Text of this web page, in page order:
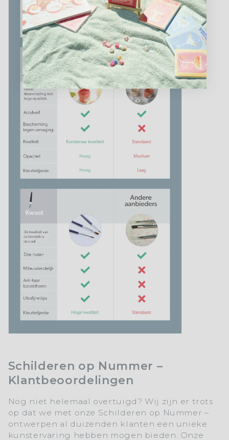
Schilderen op Nummer –
Klantbeoordelingen
Nog niet helemaal overtuigd? Wij zijn er trots
op dat we met onze Schilderen op Nummer –
ontwerpen al duizenden klanten een unieke
kunstervaring hebben mogen bieden. Onze